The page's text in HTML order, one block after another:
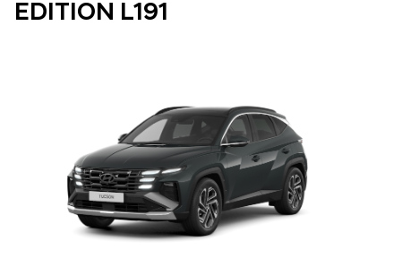
EDITION L191